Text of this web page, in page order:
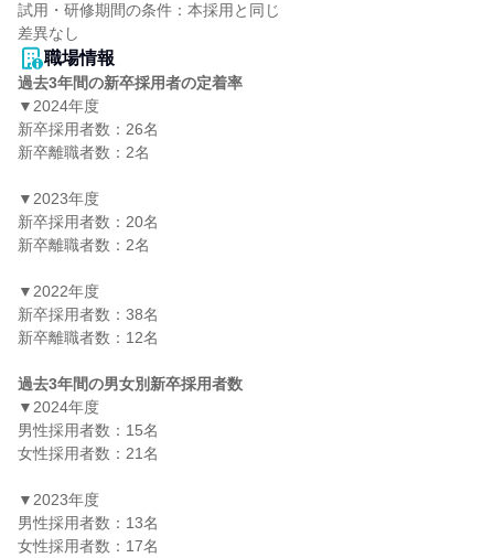
試用・研修期間の条件：本採用と同じ
職場情報
過去3年間の新卒採用者の定着率
▼2024年度
新卒採用者数：26名
新卒離職者数：2名
▼2023年度
新卒採用者数：20名
新卒離職者数：2名
▼2022年度
新卒採用者数：38名
新卒離職者数：12名
過去3年間の男女別新卒採用者数
▼2024年度
男性採用者数：15名
女性採用者数：21名
▼2023年度
男性採用者数：13名
女性採用者数：17名